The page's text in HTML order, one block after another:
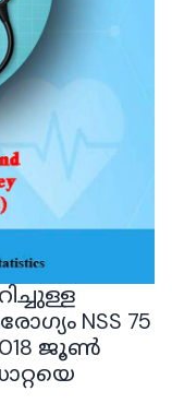
NSS 75
ജൂൺ